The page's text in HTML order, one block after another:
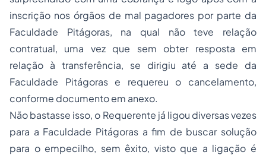
inscrição nos órgãos de mal pagadores por parte da
Faculdade Pitágoras, na qual não teve relação
contratual, uma vez que sem obter resposta em
relação à transferência, se dirigiu até a sede da
Faculdade Pitágoras e requereu o cancelamento,
conforme documento em anexo.
Não bastasse isso, o Requerente já ligou diversas vezes
para a Faculdade Pitágoras a fim de buscar solução
para o empecilho, sem êxito, visto que a ligação é